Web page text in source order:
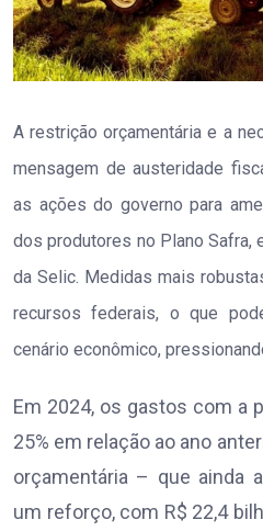
A restrição orçamentária e a
mensagem de austeridade
as ações do governo para
dos produtores no Plano Safra,
da Selic. Medidas mais
recursos federais, o que
cenário econômico,
Em 2024, os gastos com a
25% em relação ao ano
orçamentária – que ainda
um reforço, com R$ 22,4